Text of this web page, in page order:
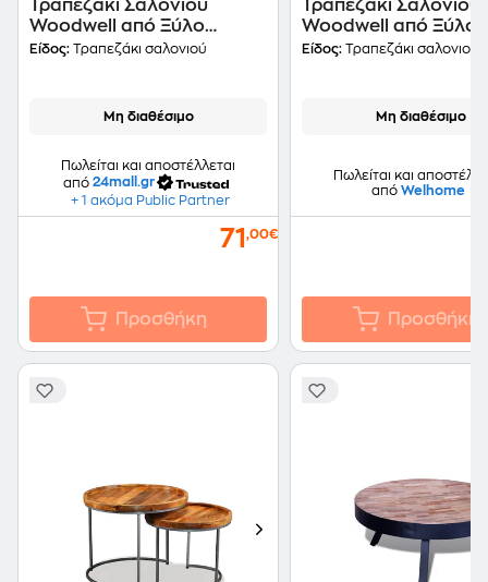
Τραπεζάκι Σαλονιού
Woodwell από Ξύλο
Ακακίας 33x32x30cm -
Είδος: Τραπεζάκι σαλονιού
Μη διαθέσιμο
Πωλείται και αποστέλλεται
από 24mall.gr
+ 1 ακόμα Public Partner
71 ,00€
Προσθήκη
Τραπεζάκι Σαλονιού
Woodwell από Ξύλο
Ακακίας
Είδος: Τραπεζάκι σαλονιού
Μη διαθέσιμο
Πωλείται και
από Welhome
Προσθήκη